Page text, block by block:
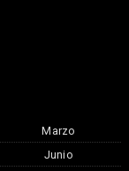
Marzo
Junio